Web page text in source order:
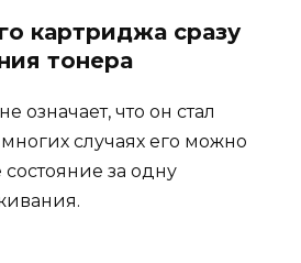
картриджа сразу
тонера
означает, что он стал
случаях его можно
за одну